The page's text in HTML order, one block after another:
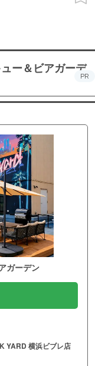
ー＆ビアガーデ
PR
ガーデン
YARD 横浜ビブレ店